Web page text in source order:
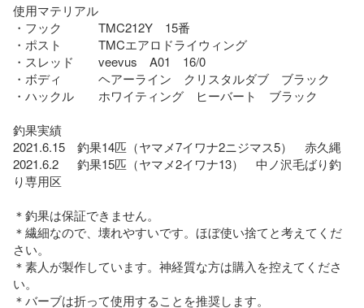
使用マテリアル
・フック　　　TMC212Y　15番
・ポスト　　　TMCエアロドライウィング
・スレッド　　veevus　A01　16/0
・ボディ　　　ヘアーライン　クリスタルダブ　ブラック
・ハックル　　ホワイティング　ヒーバート　ブラック
釣果実績
2021.6.15　釣果14匹（ヤマメ7イワナ2ニジマス5）　赤久縄
2021.6.2　  釣果15匹（ヤマメ2イワナ13）　中ノ沢毛ばり釣
り専用区
＊釣果は保証できません。
＊繊細なので、壊れやすいです。ほぼ使い捨てと考えてくだ
さい。
＊素人が製作しています。神経質な方は購入を控えてくださ
い。
＊バーブは折って使用することを推奨します。